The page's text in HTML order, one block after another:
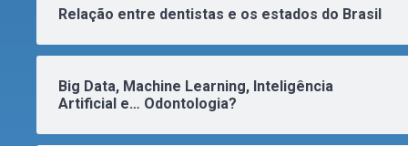
Relação entre dentistas e os estados do Brasil
Big Data, Machine Learning, Inteligência
Artificial e… Odontologia?